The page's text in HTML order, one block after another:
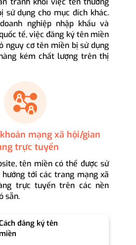
sử dụng cho mục đích khác.
nghiệp nhập khẩu và
tế, việc đăng ký tên miền
nguy cơ tên miền bị sử dụng
kém chất lượng trên thị
mạng xã hội/gian
trực tuyến
tên miền có thể được sử
hướng tới các trang mạng xã
trực tuyến trên các nền
sẵn.
đăng ký tên
miền